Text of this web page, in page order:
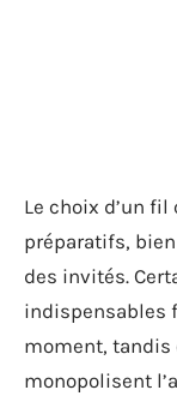
Le choix d’un
préparatifs,
des invités.
indispensables
moment, tandis
monopolisent